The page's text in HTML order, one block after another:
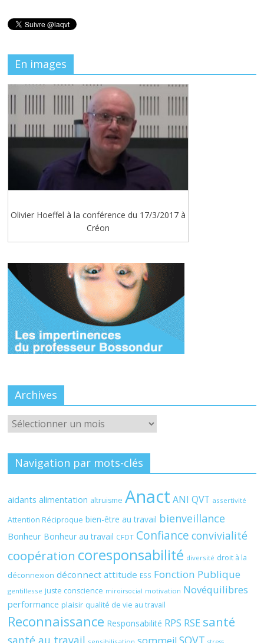
En images
Olivier Hoeffel à la conférence du 17/3/2017 à
Créon
Archives
Archives
Navigation par mots-clés
aidants alimentation altruisme Anact ANI QVT assertivité
Attention Réciproque bien-être au travail bienveillance
Bonheur Bonheur au travail CFDT Confiance convivialité
coopération coresponsabilité diversité droit à la
déconnexion déconnect attitude ESS Fonction Publique
gentillesse juste conscience miroirsocial motivation Novéquilibres
performance plaisir qualité de vie au travail
Reconnaissance Responsabilité RPS RSE santé